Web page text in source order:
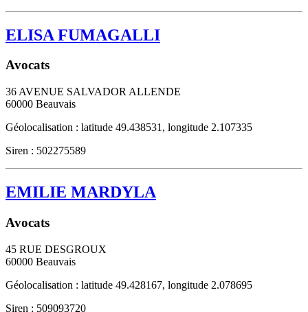
ELISA FUMAGALLI
Avocats
36 AVENUE SALVADOR ALLENDE
60000 Beauvais
Géolocalisation : latitude 49.438531, longitude 2.107335
Siren : 502275589
EMILIE MARDYLA
Avocats
45 RUE DESGROUX
60000 Beauvais
Géolocalisation : latitude 49.428167, longitude 2.078695
Siren : 509093720